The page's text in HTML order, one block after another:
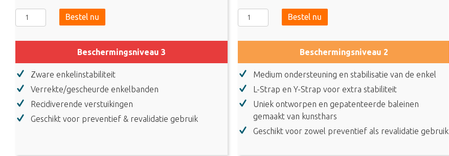
Zamst
A2-
DX
aantal
Bestel nu
Beschermingsniveau 3
Zware enkelinstabiliteit
Verrekte/gescheurde enkelbanden
Recidiverende verstuikingen
Geschikt voor preventief & revalidatie gebruik
Zamst
A1
Enkelbrace
Bestel nu
Beschermingsniveau 2
Medium ondersteuning en stabilisatie van de enkel
L-Strap en Y-Strap voor extra stabiliteit
Uniek ontworpen en gepatenteerde baleinen
gemaakt van kunsthars
Geschikt voor zowel preventief als revalidatie gebruik